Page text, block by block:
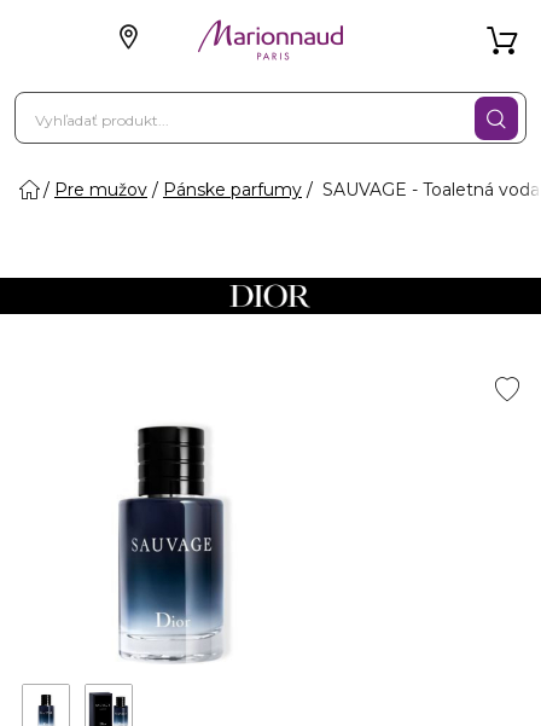
Pre mužov Pánske parfumy SAUVAGE - Toaletná voda